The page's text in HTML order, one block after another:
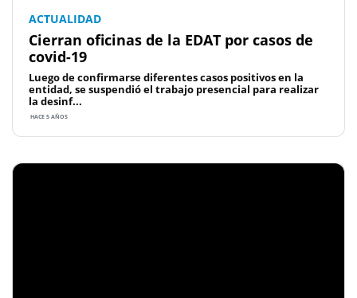
ACTUALIDAD
Cierran oficinas de la EDAT por casos de
covid-19
Luego de confirmarse diferentes casos positivos en la
entidad, se suspendió el trabajo presencial para realizar
la desinf...
HACE 5 AÑOS